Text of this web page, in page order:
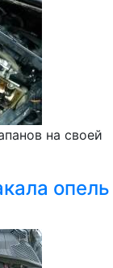
на своей
опель